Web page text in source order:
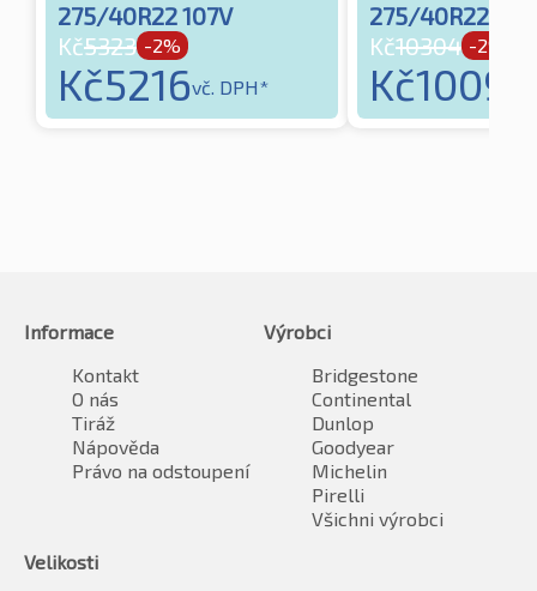
275/40R22 107V
Kč5323 -2%
Kč5216vč. DPH*
275/40R22
Kč10304 -2%
Kč10099
Informace
Kontakt
O nás
Tiráž
Nápověda
Právo na odstoupení
Výrobci
Bridgestone
Continental
Dunlop
Goodyear
Michelin
Pirelli
Všichni výrobci
Velikosti